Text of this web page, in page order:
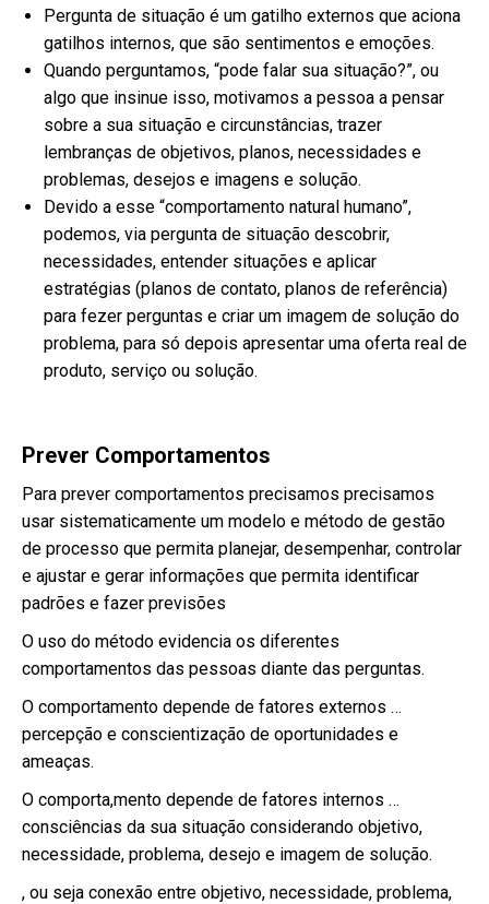
Pergunta de situação é um gatilho externos que aciona
gatilhos internos, que são sentimentos e emoções.
Quando perguntamos, “pode falar sua situação?”, ou
algo que insinue isso, motivamos a pessoa a pensar
sobre a sua situação e circunstâncias, trazer
lembranças de objetivos, planos, necessidades e
problemas, desejos e imagens e solução.
Devido a esse “comportamento natural humano”,
podemos, via pergunta de situação descobrir,
necessidades, entender situações e aplicar
estratégias (planos de contato, planos de referência)
para fezer perguntas e criar um imagem de solução do
problema, para só depois apresentar uma oferta real de
produto, serviço ou solução.
Prever Comportamentos
Para prever comportamentos precisamos precisamos
usar sistematicamente um modelo e método de gestão
de processo que permita planejar, desempenhar, controlar
e ajustar e gerar informações que permita identificar
padrões e fazer previsões
O uso do método evidencia os diferentes
comportamentos das pessoas diante das perguntas.
O comportamento depende de fatores externos …
percepção e conscientização de oportunidades e
ameaças.
O comporta,mento depende de fatores internos …
consciências da sua situação considerando objetivo,
necessidade, problema, desejo e imagem de solução.
, ou seja conexão entre objetivo, necessidade, problema,